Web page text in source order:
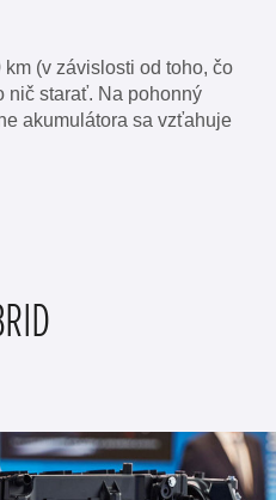
(v závislosti od toho, čo
nič starať. Na pohonný
akumulátora sa vzťahuje